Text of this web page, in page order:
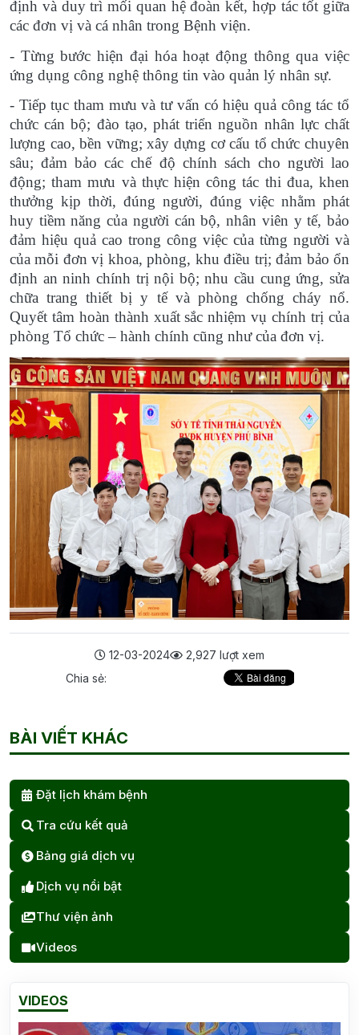
định và duy trì mối quan hệ đoàn kết, hợp tác tốt giữa
các đơn vị và cá nhân trong Bệnh viện.
- Từng bước hiện đại hóa hoạt động thông qua việc
ứng dụng công nghệ thông tin vào quản lý nhân sự.
- Tiếp tục tham mưu và tư vấn có hiệu quả công tác tổ
chức cán bộ; đào tạo, phát triển nguồn nhân lực chất
lượng cao, bền vững; xây dựng cơ cấu tổ chức chuyên
sâu; đảm bảo các chế độ chính sách cho người lao
động; tham mưu và thực hiện công tác thi đua, khen
thưởng kịp thời, đúng người, đúng việc nhằm phát
huy tiềm năng của người cán bộ, nhân viên y tế, bảo
đảm hiệu quả cao trong công việc của từng người và
của mỗi đơn vị khoa, phòng, khu điều trị; đảm bảo ổn
định an ninh chính trị nội bộ; nhu cầu cung ứng, sửa
chữa trang thiết bị y tế và phòng chống cháy nổ.
Quyết tâm hoàn thành xuất sắc nhiệm vụ chính trị của
phòng Tổ chức – hành chính cũng như của đơn vị.
12-03-2024
2,927 lượt xem
Chia sẻ:
BÀI VIẾT KHÁC
Đặt lịch khám bệnh
Tra cứu kết quả
Bảng giá dịch vụ
Dịch vụ nổi bật
Thư viện ảnh
Videos
VIDEOS